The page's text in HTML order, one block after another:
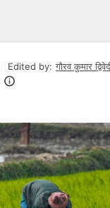
Edited by: गौरव कुमार